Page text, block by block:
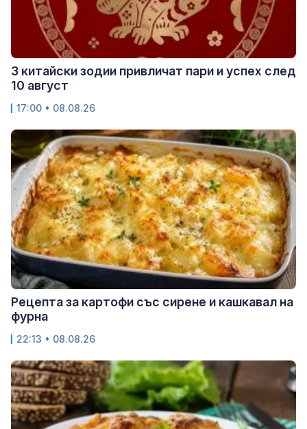
3 китайски зодии привличат пари и успех след
10 август
17:00 • 08.08.26
Рецепта за картофи със сирене и кашкавал на
фурна
22:13 • 08.08.26